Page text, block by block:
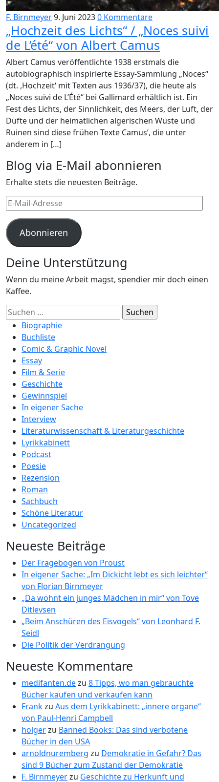
F. Birnmeyer9. Juni 20230 Kommentare
„Hochzeit des Lichts“ / „Noces suivi
de L’été“ von Albert Camus
Albert Camus veröffentlichte 1938 erstmals die
autobiographisch inspirierte Essay-Sammlung „Noces“
(dt. ,Hochzeit‘ mit Texten aus 1936/37), die heute als
„Noces suivi de L’Été“ bei Gallimard erhältlich ist. Ein
Fest des Lichts, der Sinnlichkeit, des Meers, der Luft, der
Düfte und der heimatlichen algerischen Wüste und
Ruinen sind diese frühen Texte Camus’, die unter
anderem in […]
Blog via E-Mail abonnieren
Erhalte stets die neuesten Beiträge.
E-
Mail-
Adresse
Abonnieren
Deine Unterstützung
Wenn du meine Arbeit magst, spendier mir doch einen
Kaffee.
Suchen
nach:Biographie
Buchliste
Comic & Graphic Novel
Essay
Film & Serie
Geschichte
Gewinnspiel
In eigener Sache
Interview
Literaturwissenschaft & Literaturgeschichte
Lyrikkabinett
Podcast
Poesie
Rezension
Roman
Sachbuch
Schöne Literatur
Uncategorized
Neueste Beiträge
Der Fragebogen von Proust
In eigener Sache: „Im Dickicht lebt es sich leichter“
von Florian Birnmeyer
„Da wohnt ein junges Mädchen in mir“ von Tove
Ditlevsen
„Beim Anschüren des Eisvogels“ von Leonhard F.
Seidl
Die Politik der Verdrängung
Neueste Kommentare
medifanten.dezu 8 Tipps, wo man gebrauchte
Bücher kaufen und verkaufen kann
Frankzu Aus dem Lyrikkabinett: „innere organe“
von Paul-Henri Campbell
holgerzu Banned Books: Das sind verbotene
Bücher in den USA
arnoldnuremberg zu Demokratie in Gefahr? Das
sind 9 Bücher zum Zustand der Demokratie
F. Birnmeyerzu Geschichte zu Herkunft und